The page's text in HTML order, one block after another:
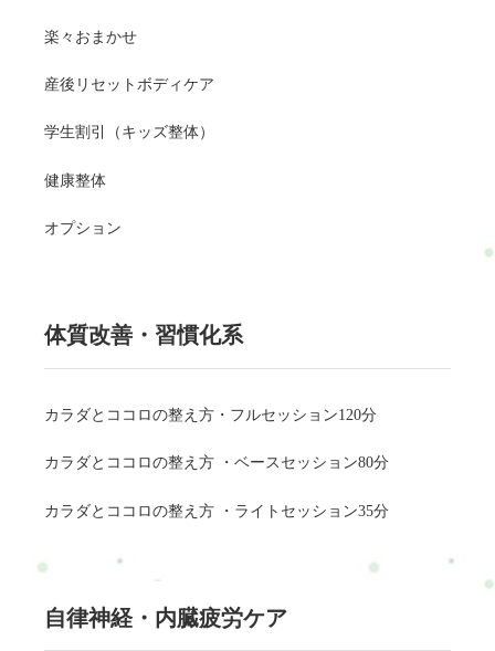
楽々おまかせ
産後リセットボディケア
学生割引（キッズ整体）
健康整体
オプション
体質改善・習慣化系
カラダとココロの整え方・フルセッション120分
カラダとココロの整え方 ・ベースセッション80分
カラダとココロの整え方 ・ライトセッション35分
自律神経・内臓疲労ケア